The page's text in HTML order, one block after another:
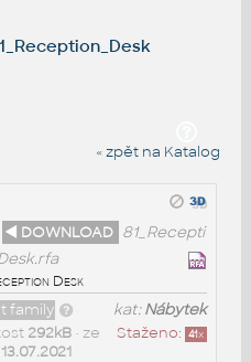
« zpět na Katalog
◄ DOWNLOAD 81_Recepti
Desk
kat:Nábytek
family
Staženo: 41x
292kB• ze
13.07.2021